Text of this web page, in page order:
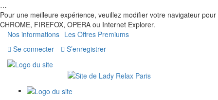
…
Pour une meilleure expérience, veuillez modifier votre navigateur pour
CHROME, FIREFOX, OPERA ou Internet Explorer.
Nos informations Les Offres Premiums
Se connecter
S’enregistrer